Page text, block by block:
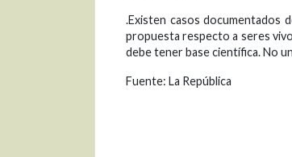
.Existen casos documentados
propuesta respecto a seres
debe tener base científica. No
Fuente: La República